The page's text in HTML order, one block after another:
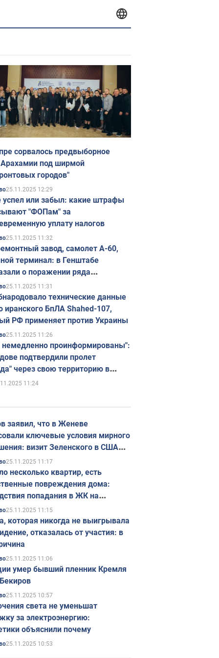
сорвалось предвыборное
Арахамии под ширмой
городов"
25.11.2025 12:29
успел или забыл: какие штрафы
"ФОПам" за
уплату налогов
25.11.2025 11:32
завод, самолет А-60,
терминал: в Генштабе
о поражении ряда
объектов России
25.11.2025 11:31
технические данные
иранского БпЛА Shahed-107,
РФ применяет против Украины
25.11.2025 11:26
проинформированы":
подтвердили пролет
через свою территорию в
11:24
заявил, что в Женеве
ключевые условия мирного
визит Зеленского в США
в ноябре
25.11.2025 11:17
несколько квартир, есть
повреждения дома:
попадания в ЖК на
в Киеве. Фото
25.11.2025 11:15
которая никогда не выигрывала
отказалась от участия: в
25.11.2025 11:06
умер бывший пленник Кремля
25.11.2025 10:57
света не уменьшат
за электроэнергию:
объяснили почему
25.11.2025 10:53